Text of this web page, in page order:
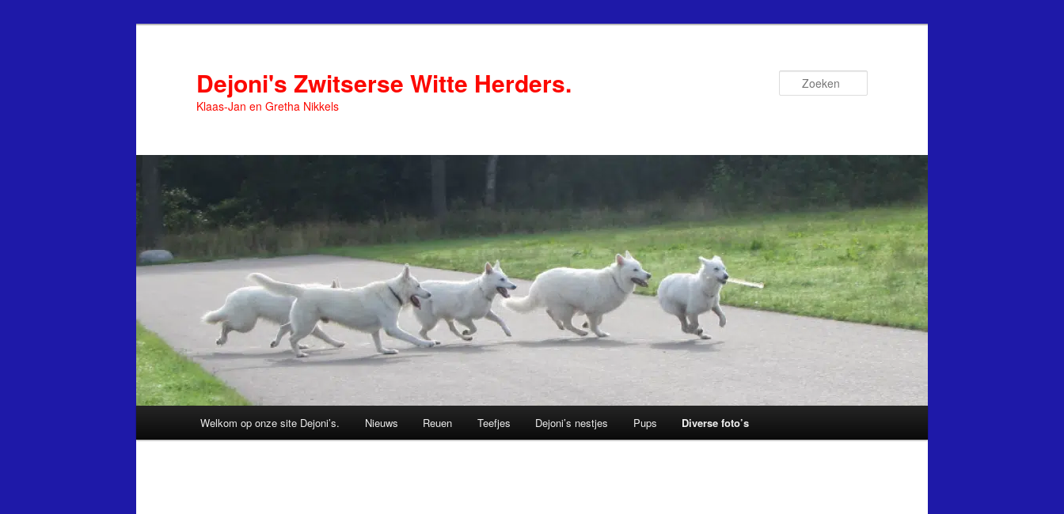
Dejoni's Zwitserse Witte Herders.
Klaas-Jan en Gretha Nikkels
Welkom op onze site Dejoni’s. Nieuws Reuen Teefjes Dejoni’s nestjes Pups Diverse foto’s